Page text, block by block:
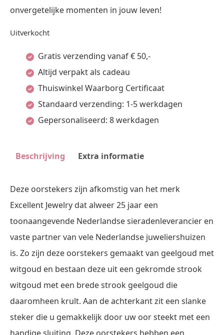
onvergetelijke momenten in jouw leven!
Uitverkocht
Gratis verzending vanaf € 50,-
Altijd verpakt als cadeau
Thuiswinkel Waarborg Certificaat
Standaard verzending: 1-5 werkdagen
Gepersonaliseerd: 8 werkdagen
Beschrijving Extra informatie
Deze oorstekers zijn afkomstig van het merk
Excellent Jewelry dat alweer 25 jaar een
toonaangevende Nederlandse sieradenleverancier en
vaste partner van vele Nederlandse juweliershuizen
is. Zo zijn deze oorstekers gemaakt van geelgoud met
witgoud en bestaan deze uit een gekromde strook
witgoud met een brede strook geelgoud die
daaromheen krult. Aan de achterkant zit een slanke
steker die u gemakkelijk door uw oor steekt met een